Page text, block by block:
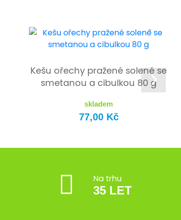
Kešu ořechy pražené solené se
smetanou a cibulkou 80 g
skladem
77,00 Kč
Na trhu
35 LET